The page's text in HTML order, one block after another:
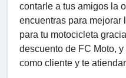
contarle a tus amigos la
encuentras para mejorar
para tu motocicleta
descuento de FC Moto,
como cliente y te